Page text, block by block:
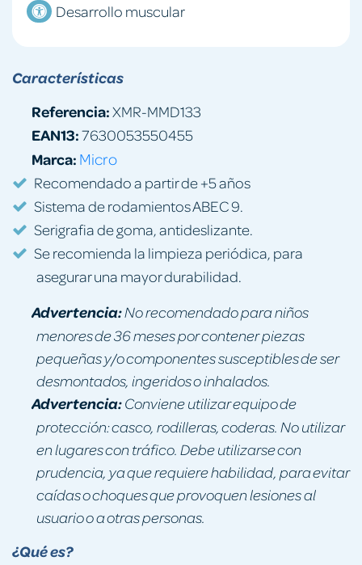
¿Qué es?
Desarrollo muscular
Características
Referencia:XMR-MMD133
EAN13:7630053550455
Marca: Micro
Recomendado a partir de +5 años
Sistema de rodamientos ABEC 9.
Serigrafia de goma, antideslizante.
Se recomienda la limpieza periódica, para
asegurar una mayor durabilidad.
Advertencia:No recomendado para niños
menores de 36 meses por contener piezas
pequeñas y/o componentes susceptibles de ser
desmontados, ingeridos o inhalados.
Advertencia:Conviene utilizar equipo de
protección: casco, rodilleras, coderas. No utilizar
en lugares con tráfico. Debe utilizarse con
prudencia, ya que requiere habilidad, para evitar
caídas o choques que provoquen lesiones al
usuario o a otras personas.